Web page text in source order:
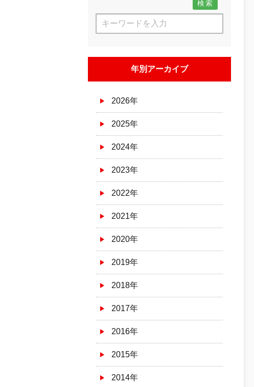
検索
年別アーカイブ
2026年
2025年
2024年
2023年
2022年
2021年
2020年
2019年
2018年
2017年
2016年
2015年
2014年